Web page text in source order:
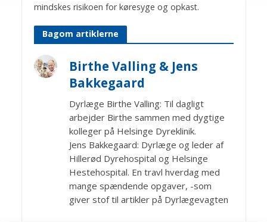
mindskes risikoen for køresyge og opkast.
Bagom artiklerne
Birthe Valling & Jens
Bakkegaard
Dyrlæge Birthe Valling: Til dagligt
arbejder Birthe sammen med dygtige
kolleger på Helsinge Dyreklinik.
Jens Bakkegaard: Dyrlæge og leder af
Hillerød Dyrehospital og Helsinge
Hestehospital. En travl hverdag med
mange spændende opgaver, -som
giver stof til artikler på Dyrlægevagten